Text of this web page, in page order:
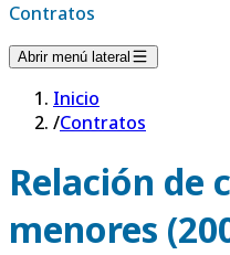
Contratos
Abrir menú lateral
Inicio
/Contratos
Relación de
menores